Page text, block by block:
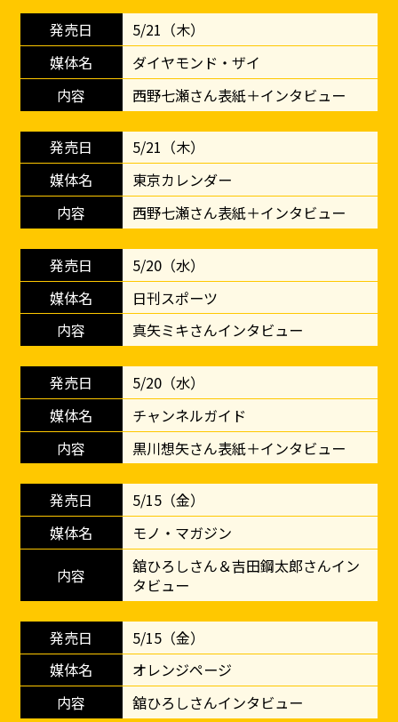
5/21（木）
ダイヤモンド・ザイ
西野七瀬さん表紙＋インタビュー
5/21（木）
東京カレンダー
西野七瀬さん表紙＋インタビュー
5/20（水）
日刊スポーツ
真矢ミキさんインタビュー
5/20（水）
チャンネルガイド
黒川想矢さん表紙＋インタビュー
5/15（金）
モノ・マガジン
舘ひろしさん＆吉田鋼太郎さんイン
タビュー
5/15（金）
オレンジページ
舘ひろしさんインタビュー